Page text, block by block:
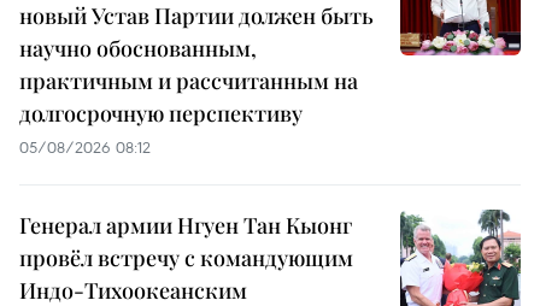
новый Устав Партии должен быть
научно обоснованным,
практичным и рассчитанным на
долгосрочную перспективу
05/08/2026 08:12
Генерал армии Нгуен Тан Кыонг
провёл встречу с командующим
Индо-Тихоокеанским